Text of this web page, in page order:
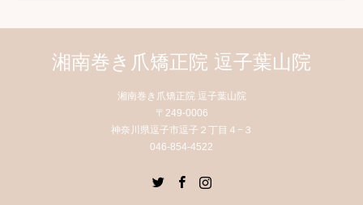
湘南巻き爪矯正院 逗子葉山院
湘南巻き爪矯正院 逗子葉山院
〒249-0006
神奈川県逗子市逗子２丁目４−３
046-854-4522